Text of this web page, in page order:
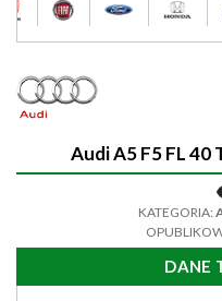
Audi A5 F5 FL 40
KATEGORIA:
DANE